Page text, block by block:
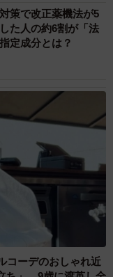
策で改正薬機法が5
た人の約6割が「法
定成分とは？
コーデのおしゃれ近